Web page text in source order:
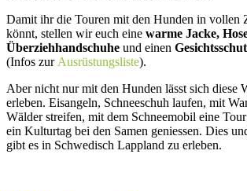
Damit ihr die Touren mit den Hunden in vollen
könnt, stellen wir euch eine warme Jacke,
Überziehhandschuhe und einen
(Infos zur Ausrüstungsliste).
Aber nicht nur mit den Hunden lässt sich diese
erleben. Eisangeln, Schneeschuh laufen, mit
Wälder streifen, mit dem Schneemobil eine
ein Kulturtag bei den Samen geniessen. Dies
gibt es in Schwedisch Lappland zu erleben.